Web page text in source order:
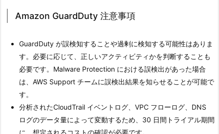
Amazon GuardDuty 注意事項
GuardDuty が誤検知することや過剰に検知する可能性はありま
す。必要に応じて、正しいアクティビティかを判断することも
必要です。Malware Protection における誤検出があった場合
は、AWS Support チームに誤検出結果を知らせることが可能で
す。
分析されたCloudTrail イベントログ、VPC フローログ、DNS
ログのデータ量によって変動するため、30 日間トライアル期間
に、想定されるコストの確認が必要です。